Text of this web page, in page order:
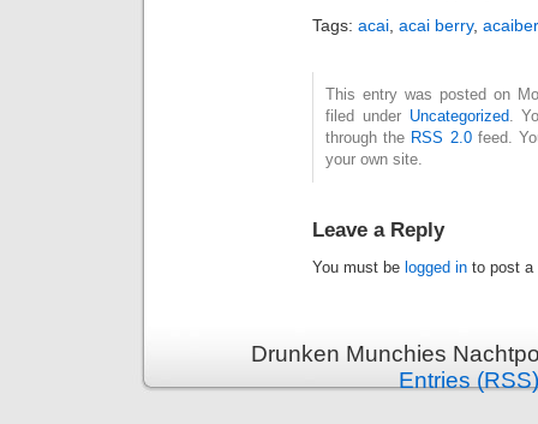
Tags: acai acai berry,
This entry was posted on
filed under Uncategorized.
through the RSS 2.0feed.
your own site.
Leave a Reply
You must be logged in to post a
Drunken Munchies
Entries (RSS)